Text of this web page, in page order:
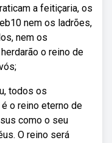
a feitiçaria, os
nem os ladrões,
nem os
o reino de
todos os
o reino eterno de
como o seu
O reino será